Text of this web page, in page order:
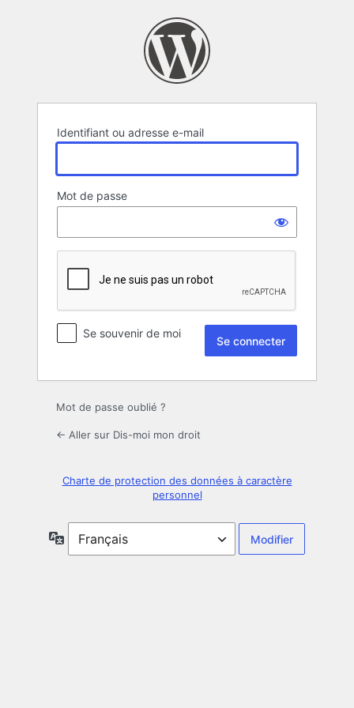
Identifiant ou adresse e-mail
Mot de passe
Se souvenir de moi
Mot de passe oublié ?
← Aller sur Dis-moi mon droit
Charte de protection des données à caractère
personnel
Langue